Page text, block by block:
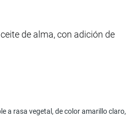
de alma, con adición de
a rasa vegetal, de color amarillo claro,